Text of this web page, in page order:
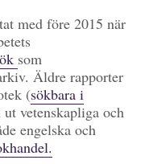
med före 2015 när
som
Äldre rapporter
(sökbara i
vetenskapliga och
engelska och